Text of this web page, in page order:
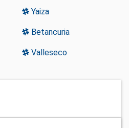
Yaiza
Betancuria
Valleseco